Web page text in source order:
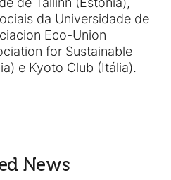
da Universidade de
Eco-Union
for Sustainable
e Kyoto Club (Itália).
News